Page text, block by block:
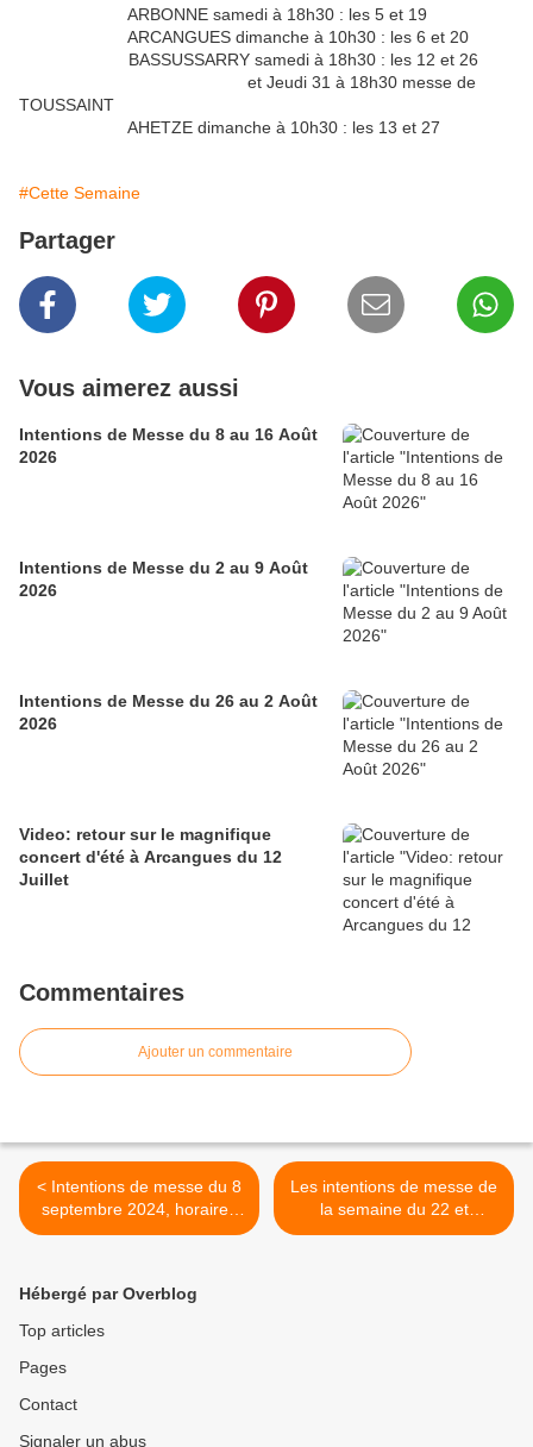
ARBONNE samedi à 18h30 : les 5 et 19
ARCANGUES dimanche à 10h30 : les 6 et 20
BASSUSSARRY samedi à 18h30 : les 12 et 26
et Jeudi 31 à 18h30 messe de
TOUSSAINT
AHETZE dimanche à 10h30 : les 13 et 27
#Cette Semaine
Partager
Vous aimerez aussi
Intentions de Messe du 8 au 16 Août
2026
Intentions de Messe du 2 au 9 Août
2026
Intentions de Messe du 26 au 2 Août
2026
Video: retour sur le magnifique
concert d'été à Arcangues du 12
Juillet
Commentaires
Ajouter un commentaire
< Intentions de messe du 8
septembre 2024, horaires
des messes de Septembre
Les intentions de messe de
la semaine du 22 et
horaires des messes à
Hébergé par Overblog
Top articles
Pages
Contact
Signaler un abus